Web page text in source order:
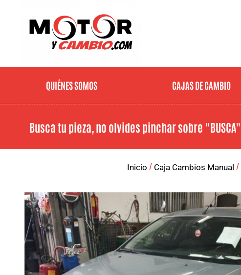
QUIÉNES SOMOS CAJAS DE CAMBIO
Busca tu pieza, no olvides pinchar sobre "BUSCA"
Inicio / Caja Cambios Manual /